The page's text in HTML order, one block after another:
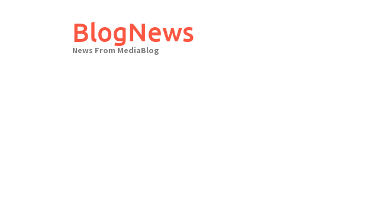
BlogNews
News From MediaBlog